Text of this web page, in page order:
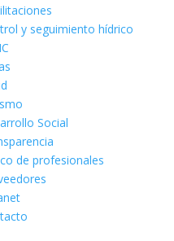
y seguimiento hídrico
Social
de profesionales